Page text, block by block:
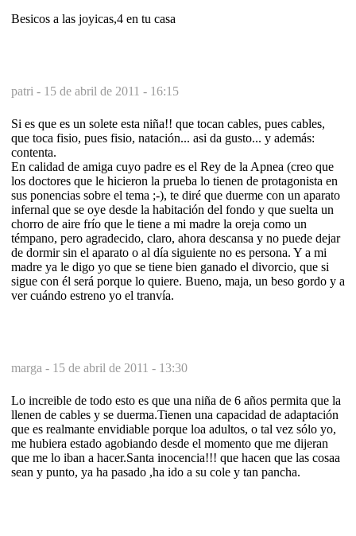
Besicos a las joyicas,4 en tu casa
patri - 15 de abril de 2011 - 16:15
Si es que es un solete esta niña!! que tocan cables, pues cables,
que toca fisio, pues fisio, natación... asi da gusto... y además:
contenta.
En calidad de amiga cuyo padre es el Rey de la Apnea (creo que
los doctores que le hicieron la prueba lo tienen de protagonista en
sus ponencias sobre el tema ;-), te diré que duerme con un aparato
infernal que se oye desde la habitación del fondo y que suelta un
chorro de aire frío que le tiene a mi madre la oreja como un
témpano, pero agradecido, claro, ahora descansa y no puede dejar
de dormir sin el aparato o al día siguiente no es persona. Y a mi
madre ya le digo yo que se tiene bien ganado el divorcio, que si
sigue con él será porque lo quiere. Bueno, maja, un beso gordo y a
ver cuándo estreno yo el tranvía.
marga - 15 de abril de 2011 - 13:30
Lo increible de todo esto es que una niña de 6 años permita que la
llenen de cables y se duerma.Tienen una capacidad de adaptación
que es realmante envidiable porque loa adultos, o tal vez sólo yo,
me hubiera estado agobiando desde el momento que me dijeran
que me lo iban a hacer.Santa inocencia!!! que hacen que las cosaa
sean y punto, ya ha pasado ,ha ido a su cole y tan pancha.